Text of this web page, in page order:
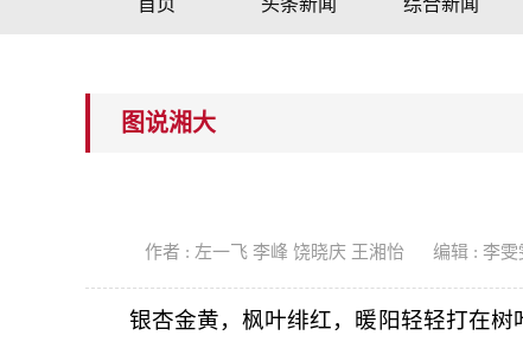
首页 头条新闻 综合新闻
图说湘大
作者 : 左一飞 李峰 饶晓庆 王湘怡 编辑 : 李雯
银杏金黄，枫叶绯红，暖阳轻轻打在